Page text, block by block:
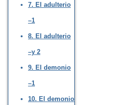
7. El adulterio
–1
8. El adulterio
–y 2
9. El demonio
–1
10. El demonio